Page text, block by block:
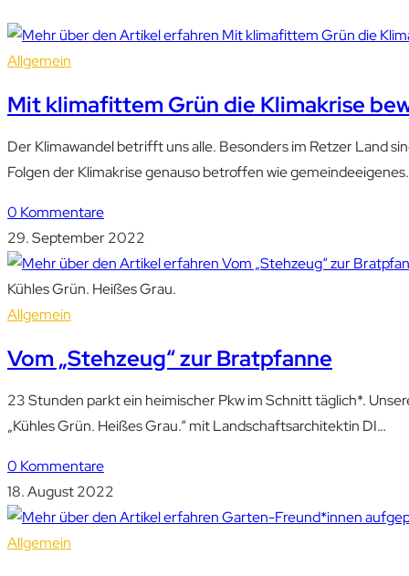
Allgemein
Mit klimafittem Grün die Klimakrise
Der Klimawandel betrifft uns alle. Besonders im Retzer Land
Folgen der Klimakrise genauso betroffen wie
0 Kommentare
29. September 2022
Kühles Grün. Heißes Grau.
Allgemein
Vom „Stehzeug“ zur Bratpfanne
23 Stunden parkt ein heimischer Pkw im Schnitt täglich*.
„Kühles Grün. Heißes Grau.“ mit Landschaftsarchitektin DI…
0 Kommentare
18. August 2022
Allgemein